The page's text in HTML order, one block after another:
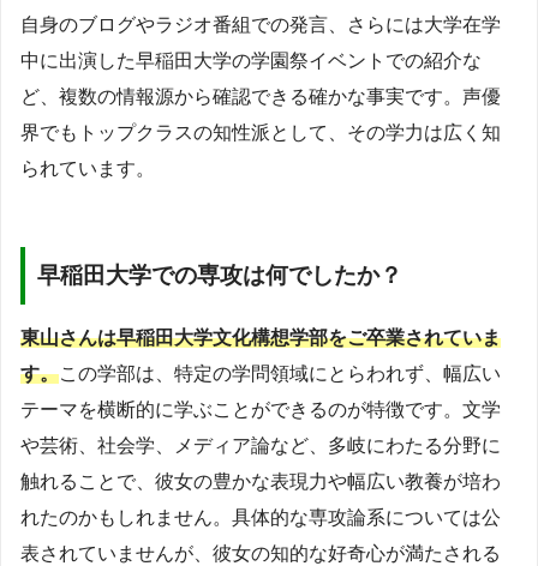
自身のブログやラジオ番組での発言、さらには大学在学
中に出演した早稲田大学の学園祭イベントでの紹介な
ど、複数の情報源から確認できる確かな事実です。声優
界でもトップクラスの知性派として、その学力は広く知
られています。
早稲田大学での専攻は何でしたか？
東山さんは早稲田大学文化構想学部をご卒業されていま
す。この学部は、特定の学問領域にとらわれず、幅広い
テーマを横断的に学ぶことができるのが特徴です。文学
や芸術、社会学、メディア論など、多岐にわたる分野に
触れることで、彼女の豊かな表現力や幅広い教養が培わ
れたのかもしれません。具体的な専攻論系については公
表されていませんが、彼女の知的な好奇心が満たされる